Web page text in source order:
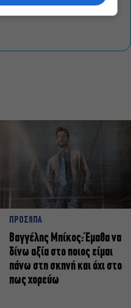
την αντίληψη για
ΠΡΟΣΩΠΑ
Βαγγέλης Μπίκος: Έμαθα να
δίνω αξία στο ποιος είμαι
πάνω στη σκηνή και όχι στο
πως χορεύω